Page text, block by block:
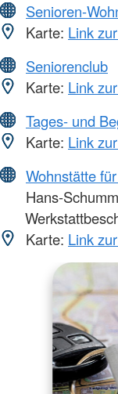
Senioren-
Karte: Link
Seniorenclub
Karte: Link
Tages- und
Karte: Link
Wohnstätte
Hans-
Karte: Link